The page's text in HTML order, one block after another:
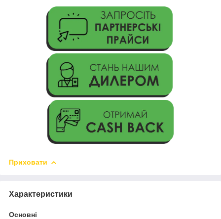
Приховати
Характеристики
Основні